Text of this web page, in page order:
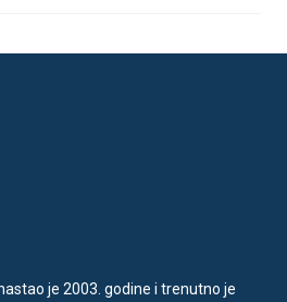
je 2003. godine i trenutno je